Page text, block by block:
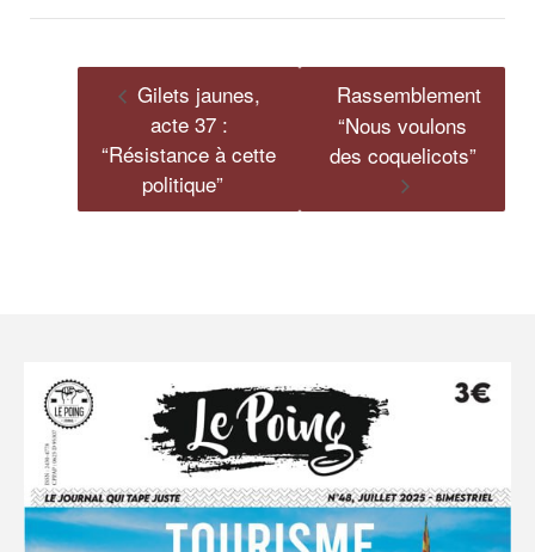
Gilets jaunes,
acte 37 :
“Résistance à cette
politique”
Rassemblement
“Nous voulons
des coquelicots”